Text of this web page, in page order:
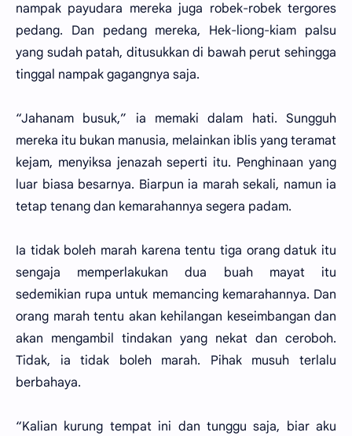
nampak payudara mereka juga robek-robek tergores
pedang. Dan pedang mereka, Hek-liong-kiam palsu
yang sudah patah, ditusukkan di bawah perut sehingga
tinggal nampak gagangnya saja.
“Jahanam busuk,” ia memaki dalam hati. Sungguh
mereka itu bukan manusia, melainkan iblis yang teramat
kejam, menyiksa jenazah seperti itu. Penghinaan yang
luar biasa besarnya. Biarpun ia marah sekali, namun ia
tetap tenang dan kemarahannya segera padam.
Ia tidak boleh marah karena tentu tiga orang datuk itu
sengaja memperlakukan dua buah mayat itu
sedemikian rupa untuk memancing kemarahannya. Dan
orang marah tentu akan kehilangan keseimbangan dan
akan mengambil tindakan yang nekat dan ceroboh.
Tidak, ia tidak boleh marah. Pihak musuh terlalu
berbahaya.
“Kalian kurung tempat ini dan tunggu saja, biar aku